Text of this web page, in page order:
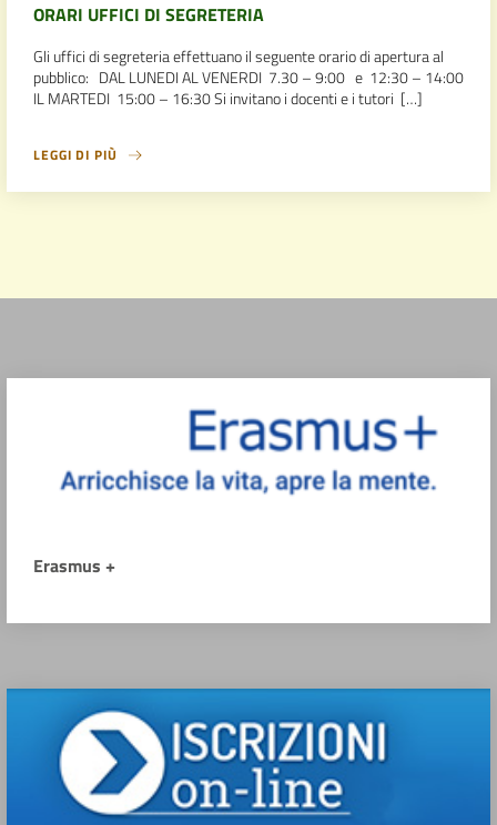
ORARI UFFICI DI SEGRETERIA
Gli uffici di segreteria effettuano il seguente orario di apertura al
pubblico: DAL LUNEDI AL VENERDI 7.30 – 9:00 e 12:30 – 14:00
IL MARTEDI 15:00 – 16:30 Si invitano i docenti e i tutori […]
LEGGI DI PIÙ
Erasmus +